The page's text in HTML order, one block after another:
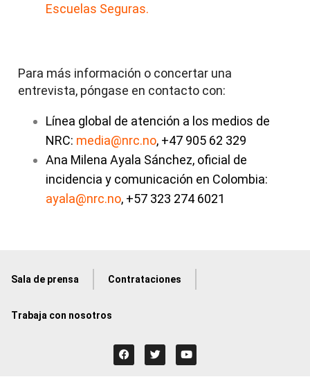
Escuelas Seguras.
Para más información o concertar una
entrevista, póngase en contacto con:
Línea global de atención a los medios de
NRC: media@nrc.no, +47 905 62 329
Ana Milena Ayala Sánchez, oficial de
incidencia y comunicación en Colombia:
ayala@nrc.no, +57 323 274 6021
Sala de prensa Contrataciones
Trabaja con nosotros